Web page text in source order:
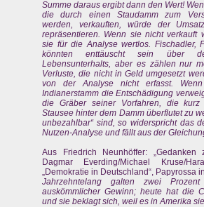
Summe daraus ergibt dann den Wert!
die durch einen Staudamm zum
werden, verkauften, würde der
repräsentieren. Wenn sie nicht verkauft
sie für die Analyse wertlos. Fischadler,
könnten enttäuscht sein über
Lebensunterhalts, aber es zählen nur
Verluste, die nicht in Geld umgesetzt
von der Analyse nicht erfasst.
Indianerstamm die Entschädigung
die Gräber seiner Vorfahren, die kurz
Stausee hinter dem Damm überflutet zu
unbezahlbar“ sind, so widerspricht das
Nutzen-Analyse und fällt aus der
Aus Friedrich Neunhöffer: „Gedanken
Dagmar Everding/Michael Kruse/
„Demokratie in Deutschland“, Papyrossa
Jahrzehntelang galten zwei
auskömmlicher Gewinn; heute hat die
und sie beklagt sich, weil es in Amerika